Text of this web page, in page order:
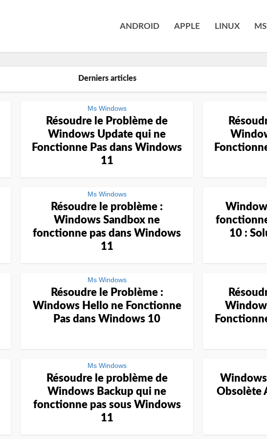
ANDROID APPLE LINUX
Derniers articles
Ms Windows
Résoudre le Problème de
Windows Update qui ne
Fonctionne Pas dans Windows
11
Ms Windows
Résoudre le problème :
Windows Sandbox ne
fonctionne pas dans Windows
11
10 :
Ms Windows
Résoudre le Problème :
Windows Hello ne Fonctionne
Pas dans Windows 10
Ms Windows
Résoudre le problème de
Windows Backup qui ne
fonctionne pas sous Windows
11
Obsolète